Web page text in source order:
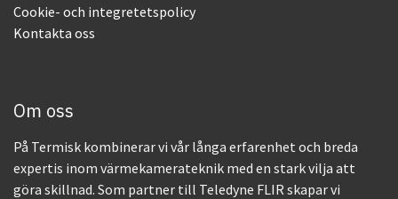
Cookie- och integretetspolicy
Kontakta oss
Om oss
På Termisk kombinerar vi vår långa erfarenhet och breda
expertis inom värmekamerateknik med en stark vilja att
göra skillnad. Som partner till Teledyne FLIR skapar vi